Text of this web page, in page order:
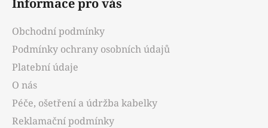
Obchodní podmínky
Podmínky ochrany osobních údajů
Platební údaje
O nás
Péče, ošetření a údržba kabelky
Reklamační podmínky